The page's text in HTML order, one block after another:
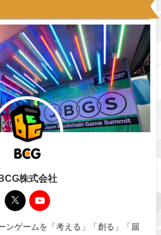
BCG株式会社
ンゲームを「考える」「創る」「届